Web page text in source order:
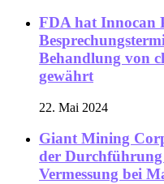
FDA hat Innocan
Behandlung von
gewährt
22. Mai 2024
Giant Mining
der
Vermessung bei